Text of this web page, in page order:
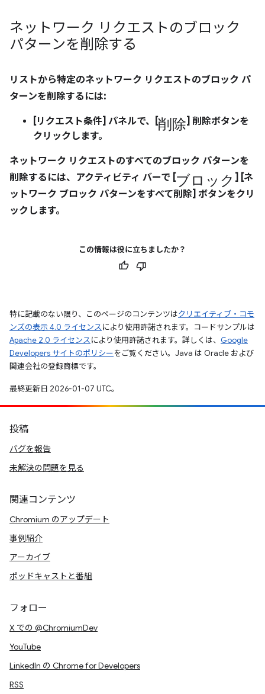
ネットワーク リクエストのブロック
パターンを削除する
リストから特定のネットワーク リクエストのブロック パ
ターンを削除するには:
[リクエスト条件] パネルで、[削除] 削除ボタンを
クリックします。
ネットワーク リクエストのすべてのブロック パターンを
削除するには、アクティビティ バーで [ブロック ] [ネ
ットワーク ブロック パターンをすべて削除] ボタンをクリ
ックします。
この情報は役に立ちましたか？
特に記載のない限り、このページのコンテンツはクリエイティブ・コモ
ンズの表示 4.0 ライセンスにより使用許諾されます。コードサンプルは
Apache 2.0 ライセンスにより使用許諾されます。詳しくは、 Google
Developers サイトのポリシーをご覧ください。Java は Oracle および
関連会社の登録商標です。
最終更新日 2026-01-07 UTC。
投稿
バグを報告
未解決の問題を見る
関連コンテンツ
Chromium のアップデート
事例紹介
アーカイブ
ポッドキャストと番組
フォロー
X での @ChromiumDev
YouTube
LinkedIn の Chrome for Developers
RSS